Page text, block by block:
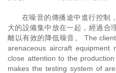
在噪音的傳播途中進行控制
大的設備集中放在一起，經過合
離以有效的降低噪音。 The
arenaceous aircraft equipment
close attention to the
makes the testing system of